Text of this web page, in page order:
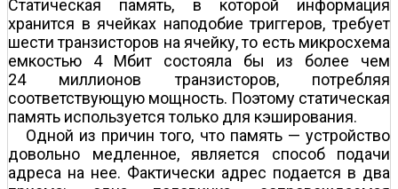
Статическая память, в которой информация
хранится в ячейках наподобие триггеров, требует
шести транзисторов на ячейку, то есть микросхема
емкостью 4 Мбит состояла бы из более чем
24 миллионов транзисторов, потребляя
соответствующую мощность. Поэтому статическая
память используется только для кэширования.
Одной из причин того, что память — устройство
довольно медленное, является способ подачи
адреса на нее. Фактически адрес подается в два